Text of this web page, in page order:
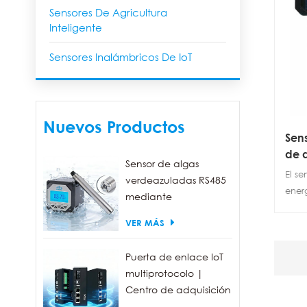
Sensores De Agricultura
Inteligente
Sensores Inalámbricos De IoT
Nuevos Productos
Sensor de algas
verdeazuladas RS485
mediante
rango de detección
células/ml.
VER MÁS
Puerta de enlace IoT
multiprotocolo |
Centro de adquisición
de
El